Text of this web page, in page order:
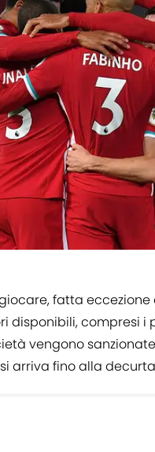
fatta
compresi i
vengono
arriva fino alla